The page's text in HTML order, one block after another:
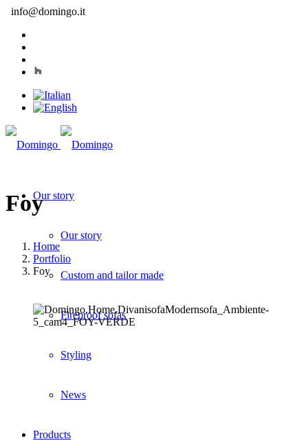
info@domingo.it
Our story
Our story
Custom and tailor made
Fireproof sofas
Styling
News
Products
Foy
Home
Portfolio
Foy